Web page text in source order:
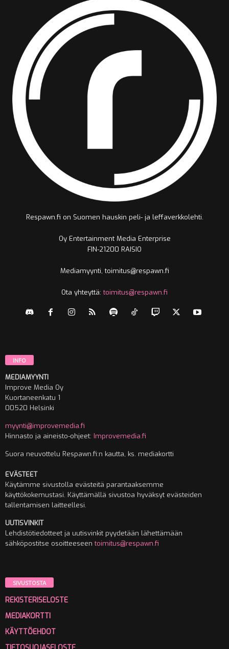
Respawn.fi on Suomen hauskin peli- ja leffaverkkolehti.
Oy Entertainment Media Enterprise
FIN-21200 RAISIO
Mediamyynti, toimitus@respawn.fi
Ota yhteyttä:toimitus@respawn.fi
INFO
MEDIAMYYNTI
Improve Media Oy
Kuortaneenkatu 1
00520 Helsinki
myynti@improvemedia.fi
Hinnasto ja aineisto-ohjeet: Improvemedia.fi
Suora neuvottelu Respawn.fi:n kautta, ks. mediakortti
EVÄSTEET
Käytämme sivustolla evästeitä parantaaksemme
käyttökokemustasi. Käyttämällä sivustoa hyväksyt evästeiden
tallentamisen laitteellesi.
UUTISVINKIT
Lehdistötiedotteet ja uutisvinkit pyydetään lähettämään
sähköpostitse osoitteeseentoimitus@respawn.fi
SIVUSTOSTA
REKISTERISELOSTE
MEDIAKORTTI
KÄYTTÖEHDOT